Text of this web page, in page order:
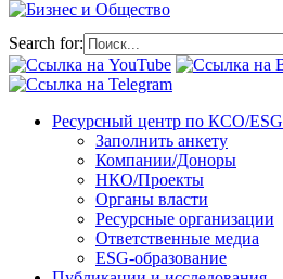
Search for:
Перейти
содержимому
Ресурсный центр по КСО/ESG
Заполнить анкету
Компании/Доноры
НКО/Проекты
Органы власти
Ресурсные организации
Ответственные медиа
ESG-образование